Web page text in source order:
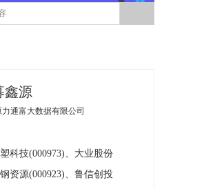
鑫源
力通富大数据有限公司
科技(000973)、大业股份
资源(000923)、鲁信创投